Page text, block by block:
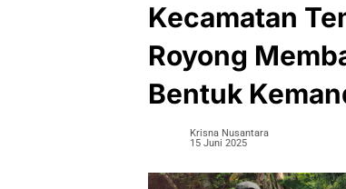
Kecamatan
Royong
Bentuk
Krisna Nusantara
15 Juni 2025